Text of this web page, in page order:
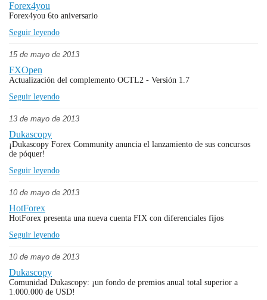
Forex4you
Forex4you 6to aniversario
Seguir leyendo
15 de mayo de 2013
FXOpen
Actualización del complemento OСTL2 - Versión 1.7
Seguir leyendo
13 de mayo de 2013
Dukascopy
¡Dukascopy Forex Community anuncia el lanzamiento de sus concursos
de póquer!
Seguir leyendo
10 de mayo de 2013
HotForex
HotForex presenta una nueva cuenta FIX con diferenciales fijos
Seguir leyendo
10 de mayo de 2013
Dukascopy
Comunidad Dukascopy: ¡un fondo de premios anual total superior a
1.000.000 de USD!